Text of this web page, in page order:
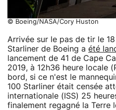
© Boeing/NASA/Cory Huston
Arrivée sur le pas de tir le
Starliner de Boeing a été
lancement de 41 de Cape
2019, à 12h36 heure locale
bord, si ce n'est le
100 Starliner était censée
internationale (ISS) 25
finalement regagné la Terre